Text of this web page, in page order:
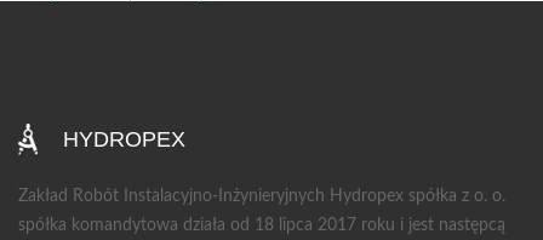
HYDROPEX
Zakład Robót Instalacyjno-Inżynieryjnych Hydropex spółka z o. o.
spółka komandytowa działa od 18 lipca 2017 roku i jest następcą